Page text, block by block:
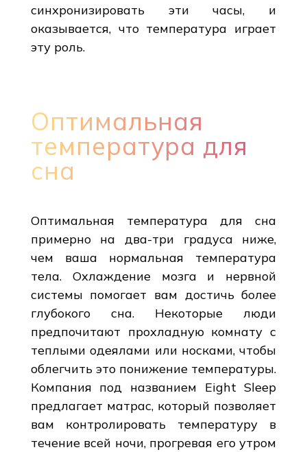
синхронизировать эти часы, и
оказывается, что температура играет
эту роль.
Оптимальная
температура для
сна
Оптимальная температура для сна
примерно на два-три градуса ниже,
чем ваша нормальная температура
тела. Охлаждение мозга и нервной
системы помогает вам достичь более
глубокого сна. Некоторые люди
предпочитают прохладную комнату с
теплыми одеялами или носками, чтобы
облегчить это понижение температуры.
Компания под названием Eight Sleep
предлагает матрас, который позволяет
вам контролировать температуру в
течение всей ночи, прогревая его утром